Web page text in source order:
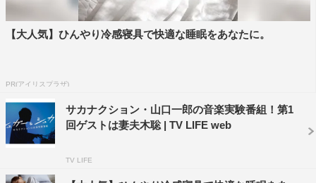
【大人気】ひんやり冷感寝具で快適な睡眠をあなたに。
PR(アイリスプラザ)
サカナクション・山口一郎の音楽実験番組！第1
回ゲストは妻夫木聡 | TV LIFE web
TV LIFE